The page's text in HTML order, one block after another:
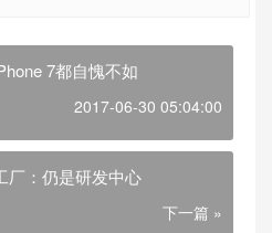
7都自愧不如
2017-06-30 05:04:00
厂：仍是研发中心
下一篇 »